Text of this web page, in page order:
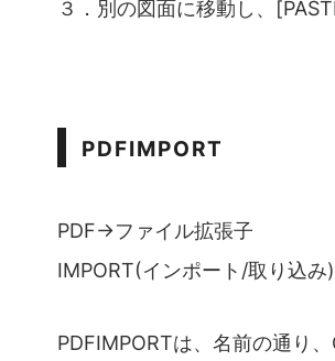
３．別の図面に移動し、
PDFIMPORT
PDF→ファイル拡張子
IMPORT(インポート/取り込み)
PDFIMPORTは、名前の通り